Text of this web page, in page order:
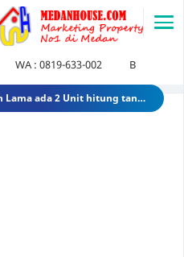
WA : 0819-633-002 BLOG
Dijual Gedung di Medan Area Sebelah Mesjid 3 Lantai + 2 Lantai dan Tanahnya total luas 2583 30 Miliar 40 Miliar gedungdimedanarea1